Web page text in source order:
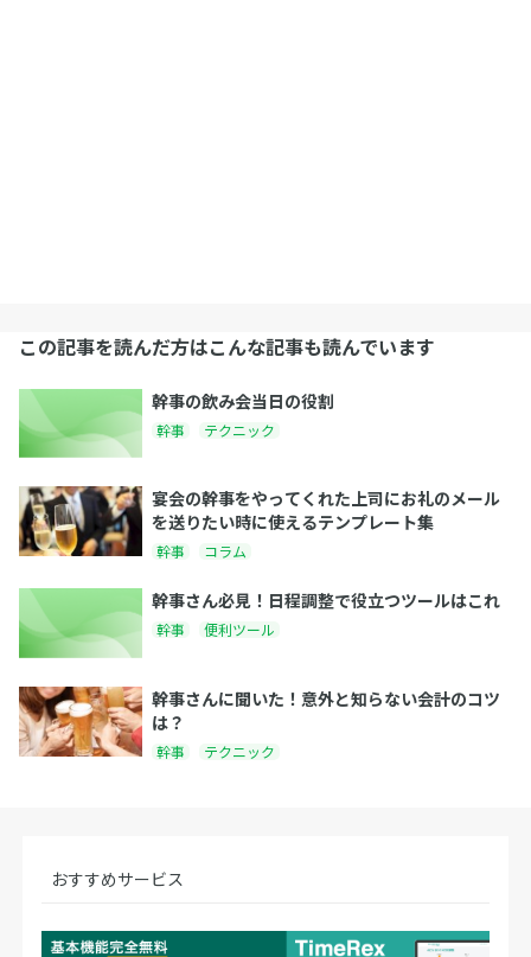
この記事を読んだ方はこんな記事も読んでいます
幹事の飲み会当日の役割
幹事 テクニック
宴会の幹事をやってくれた上司にお礼のメール
を送りたい時に使えるテンプレート集
幹事 コラム
幹事さん必見！日程調整で役立つツールはこれ
幹事 便利ツール
幹事さんに聞いた！意外と知らない会計のコツ
は？
幹事 テクニック
おすすめサービス